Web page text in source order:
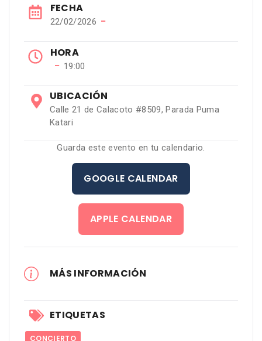
FECHA
22/02/2026 −
HORA
− 19:00
UBICACIÓN
Calle 21 de Calacoto #8509, Parada Puma
Katari
Guarda este evento en tu calendario.
GOOGLE CALENDAR
APPLE CALENDAR
MÁS INFORMACIÓN
ETIQUETAS
CONCIERTO